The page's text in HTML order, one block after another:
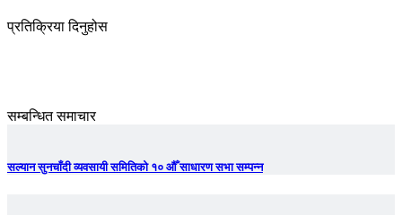
प्रतिक्रिया दिनुहोस
सम्बन्धित समाचार
सल्यान सुनचाँदी व्यवसायी समितिको १० औँ साधारण सभा सम्पन्न